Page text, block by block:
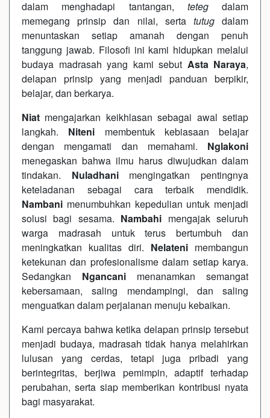
dalam menghadapi tantangan, tetegdalam
memegang prinsip dan nilai, serta tutugdalam
menuntaskan setiap amanah dengan penuh
tanggung jawab. Filosofi ini kami hidupkan melalui
budaya madrasah yang kami sebut Asta Naraya,
delapan prinsip yang menjadi panduan berpikir,
belajar, dan berkarya.
Niat mengajarkan keikhlasan sebagai awal setiap
langkah. Niteni membentuk kebiasaan belajar
dengan mengamati dan memahami. Nglakoni
menegaskan bahwa ilmu harus diwujudkan dalam
tindakan. Nuladhanimengingatkan pentingnya
keteladanan sebagai cara terbaik mendidik.
Nambani menumbuhkan kepedulian untuk menjadi
solusi bagi sesama. Nambahi mengajak seluruh
warga madrasah untuk terus bertumbuh dan
meningkatkan kualitas diri. Nelateni membangun
ketekunan dan profesionalisme dalam setiap karya.
Sedangkan Ngancani menanamkan semangat
kebersamaan, saling mendampingi, dan saling
menguatkan dalam perjalanan menuju kebaikan.
Kami percaya bahwa ketika delapan prinsip tersebut
menjadi budaya, madrasah tidak hanya melahirkan
lulusan yang cerdas, tetapi juga pribadi yang
berintegritas, berjiwa pemimpin, adaptif terhadap
perubahan, serta siap memberikan kontribusi nyata
bagi masyarakat.